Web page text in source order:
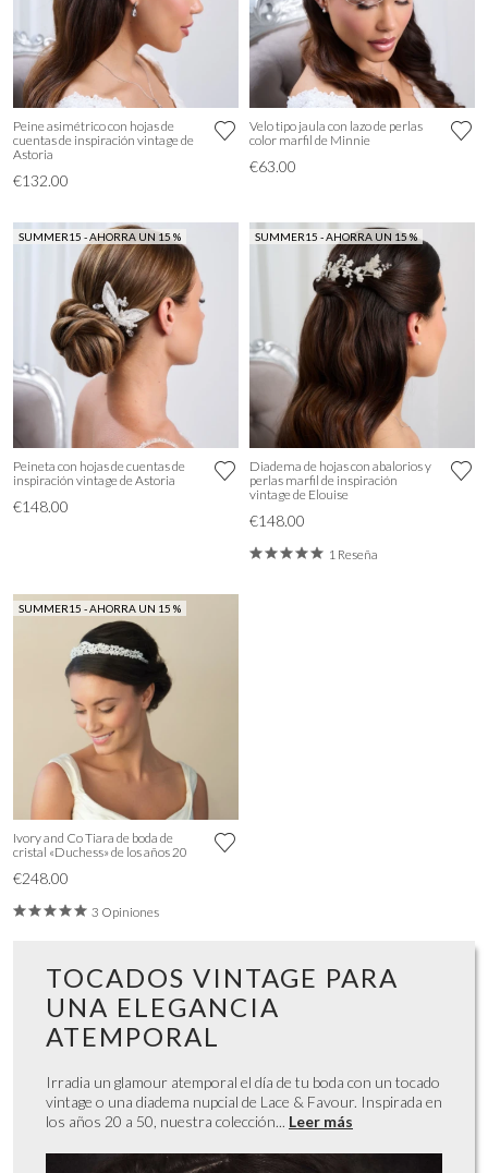
Peine asimétrico con hojas de
cuentas de inspiración vintage de
Astoria
€132.00
Velo tipo jaula con lazo de perlas
color marfil de Minnie
€63.00
SUMMER15 - AHORRA UN 15 %
Peineta con hojas de cuentas de
inspiración vintage de Astoria
€148.00
SUMMER15 - AHORRA UN 15 %
Diadema de hojas con abalorios y
perlas marfil de inspiración
vintage de Elouise
€148.00
1 Reseña
SUMMER15 - AHORRA UN 15 %
Ivory and Co Tiara de boda de
cristal «Duchess» de los años 20
€248.00
3 Opiniones
TOCADOS VINTAGE PARA
UNA ELEGANCIA
ATEMPORAL
Irradia un glamour atemporal el día de tu boda con un tocado
vintage o una diadema nupcial de Lace & Favour. Inspirada en
los años 20 a 50, nuestra colección... Leer más